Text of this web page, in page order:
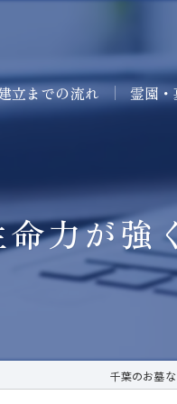
立までの流れ 霊園
力が強
千葉のお墓